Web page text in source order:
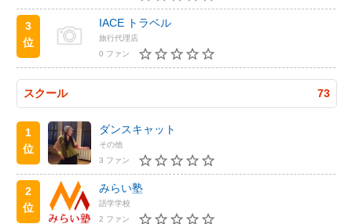
3
位
IACE トラベル
旅行代理店
0 ファン
スクール 73
1
位
ダンスキャット
その他
3 ファン
2
位
みらい塾
語学学校
2 ファン